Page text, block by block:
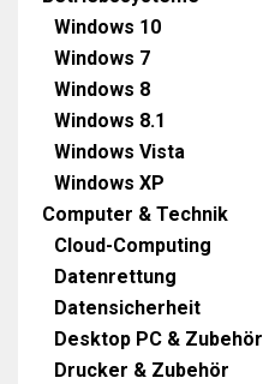
Windows 10
Windows 7
Windows 8
Windows 8.1
Windows Vista
Windows XP
Computer & Technik
Cloud-Computing
Datenrettung
Datensicherheit
Desktop PC & Zubehör
Drucker & Zubehör